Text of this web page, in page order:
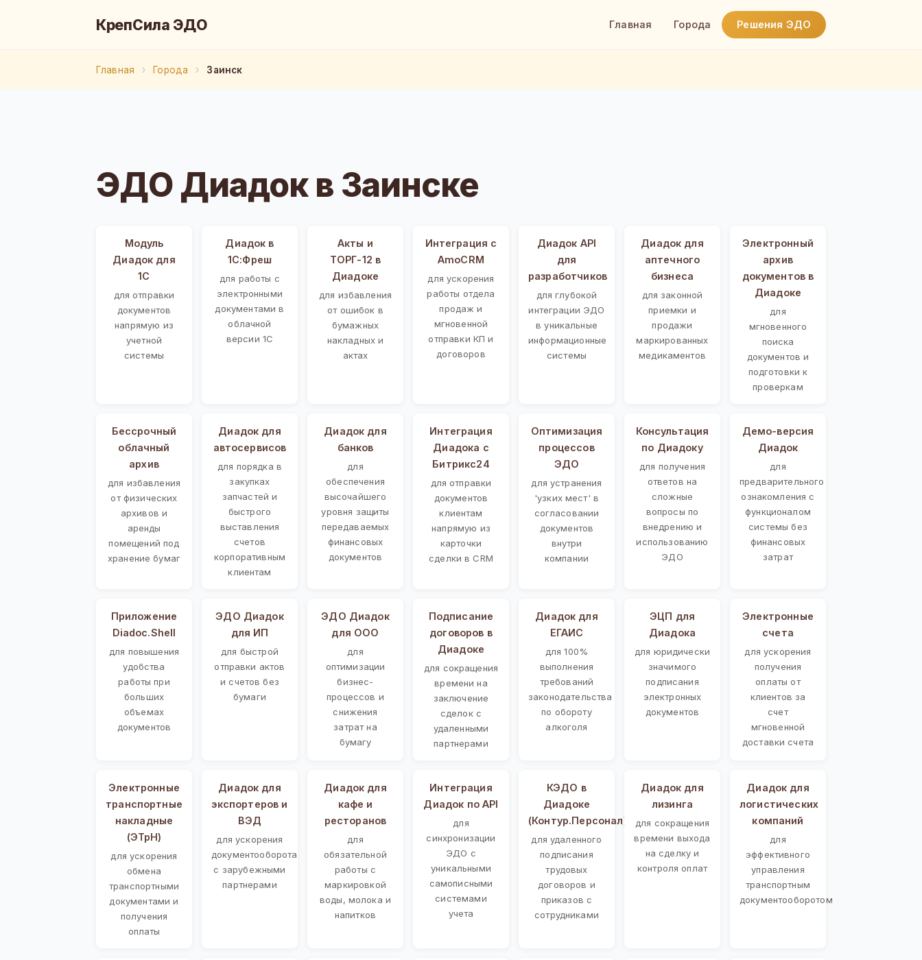
КрепСила ЭДО Главная Города Решения ЭДО
Главная Города Заинск
ЭДО Диадок в Заинске
Модуль
Диадок для
1С
для отправки
документов
напрямую из
учетной
системы
Диадок в
1С:Фреш
для работы с
электронными
документами в
облачной
версии 1С
Акты и
ТОРГ-12 в
Диадоке
для избавления
от ошибок в
бумажных
накладных и
актах
Интеграция с
AmoCRM
для ускорения
работы отдела
продаж и
мгновенной
отправки КП и
договоров
Диадок API
для
разработчиков
для глубокой
интеграции ЭДО
в уникальные
информационные
системы
Диадок для
аптечного
бизнеса
для законной
приемки и
продажи
маркированных
медикаментов
Электронный
архив
документов в
Диадоке
для
мгновенного
поиска
документов и
подготовки к
проверкам
Бессрочный
облачный
архив
для избавления
от физических
архивов и
аренды
помещений под
хранение бумаг
Диадок для
автосервисов
для порядка в
закупках
запчастей и
быстрого
выставления
счетов
корпоративным
клиентам
Диадок для
банков
для
обеспечения
высочайшего
уровня защиты
передаваемых
финансовых
документов
Интеграция
Диадока с
Битрикс24
для отправки
документов
клиентам
напрямую из
карточки
сделки в CRM
Оптимизация
процессов
ЭДО
для устранения
'узких мест' в
согласовании
документов
внутри
компании
Консультация
по Диадоку
для получения
ответов на
сложные
вопросы по
внедрению и
использованию
ЭДО
Демо-версия
Диадок
для
предварительного
ознакомления с
функционалом
системы без
финансовых
затрат
Приложение
Diadoc.Shell
для повышения
удобства
работы при
больших
объемах
документов
ЭДО Диадок
для ИП
для быстрой
отправки актов
и счетов без
бумаги
ЭДО Диадок
для ООО
для
оптимизации
бизнес-
процессов и
снижения
затрат на
бумагу
Подписание
договоров в
Диадоке
для сокращения
времени на
заключение
сделок с
удаленными
партнерами
Диадок для
ЕГАИС
для 100%
выполнения
требований
законодательства
по обороту
алкоголя
ЭЦП для
Диадока
для юридически
значимого
подписания
электронных
документов
Электронные
счета
для ускорения
получения
оплаты от
клиентов за
счет
мгновенной
доставки счета
Электронные
транспортные
накладные
(ЭТрН)
для ускорения
обмена
транспортными
документами и
получения
оплаты
Диадок для
экспортеров и
ВЭД
для ускорения
документооборота
с зарубежными
партнерами
Диадок для
кафе и
ресторанов
для
обязательной
работы с
маркировкой
воды, молока и
напитков
Интеграция
Диадок по API
для
синхронизации
ЭДО с
уникальными
самописными
системами
учета
КЭДО в
Диадоке
(Контур.Персонал)
для удаленного
подписания
трудовых
договоров и
приказов с
сотрудниками
Диадок для
лизинга
для сокращения
времени выхода
на сделку и
контроля оплат
Диадок для
логистических
компаний
для
эффективного
управления
транспортным
документооборотом